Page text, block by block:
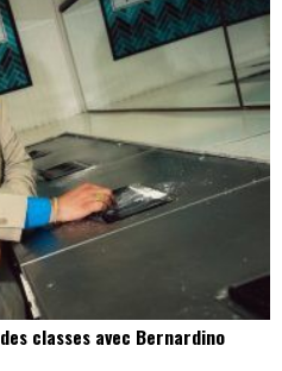
classes avec Bernardino